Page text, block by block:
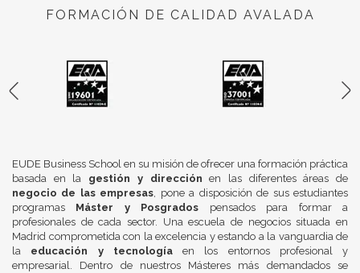
FORMACIÓN DE CALIDAD AVALADA
EUDE Business School en su misión de ofrecer una formación práctica
basada en la gestión y dirección en las diferentes áreas de
negocio de las empresas, pone a disposición de sus estudiantes
programas Máster y Posgrados pensados para formar a
profesionales de cada sector. Una escuela de negocios situada en
Madrid comprometida con la excelencia y estando a la vanguardia de
la educación y tecnologíaen los entornos profesional y
empresarial. Dentro de nuestros Másteres más demandados se